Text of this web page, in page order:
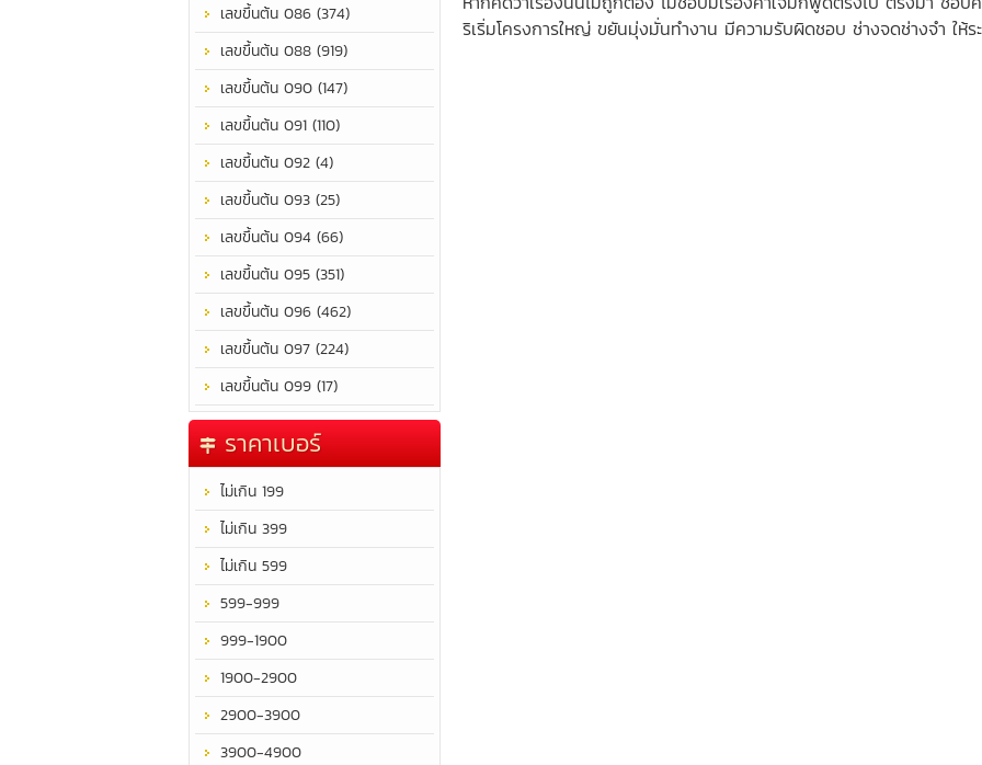
เลขขึ้นต้น 086 (374)
เลขขึ้นต้น 088 (919)
เลขขึ้นต้น 090 (147)
เลขขึ้นต้น 091 (110)
เลขขึ้นต้น 092 (4)
เลขขึ้นต้น 093 (25)
เลขขึ้นต้น 094 (66)
เลขขึ้นต้น 095 (351)
เลขขึ้นต้น 096 (462)
เลขขึ้นต้น 097 (224)
เลขขึ้นต้น 099 (17)
ราคาเบอร์
ไม่เกิน 199
ไม่เกิน 399
ไม่เกิน 599
599-999
999-1900
1900-2900
2900-3900
3900-4900
ริเริ่มโครงการใหญ่ ขยันมุ่งมั่นทำงาน มีความรับผิดชอบ ช่างจดช่างจำ ให้ร